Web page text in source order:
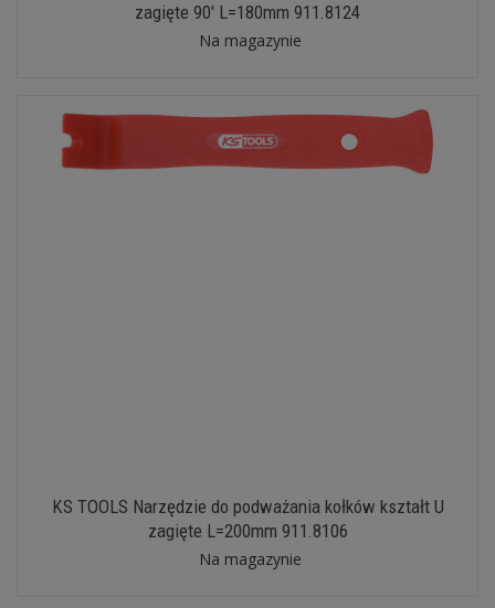
zagięte 90' L=180mm 911.8124
Na magazynie
KS TOOLS Narzędzie do podważania kołków kształt U
zagięte L=200mm 911.8106
Na magazynie